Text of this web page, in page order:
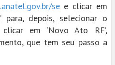
see clicar em
para, depois, selecionar o
em ‘Novo Ato RF’,
que tem seu passo a